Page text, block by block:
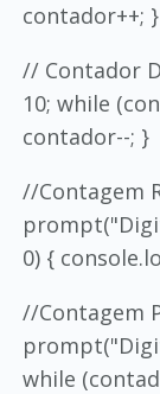
contador++; }
// Contador
10; while
contador--; }
//Contagem
0) {
//Contagem
while